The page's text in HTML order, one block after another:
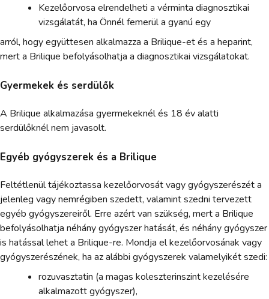
Kezelőorvosa elrendelheti a vérminta diagnosztikai
vizsgálatát, ha Önnél femerül a gyanú egy
arról, hogy együttesen alkalmazza a Brilique-et és a heparint,
mert a Brilique befolyásolhatja a diagnosztikai vizsgálatokat.
Gyermekek és serdülők
A Brilique alkalmazása gyermekeknél és 18 év alatti
serdülőknél nem javasolt.
Egyéb gyógyszerek és a Brilique
Feltétlenül tájékoztassa kezelőorvosát vagy gyógyszerészét a
jelenleg vagy nemrégiben szedett, valamint szedni tervezett
egyéb gyógyszereiről. Erre azért van szükség, mert a Brilique
befolyásolhatja néhány gyógyszer hatását, és néhány gyógyszer
is hatással lehet a Brilique-re. Mondja el kezelőorvosának vagy
gyógyszerészének, ha az alábbi gyógyszerek valamelyikét szedi:
rozuvasztatin (a magas koleszterinszint kezelésére
alkalmazott gyógyszer),